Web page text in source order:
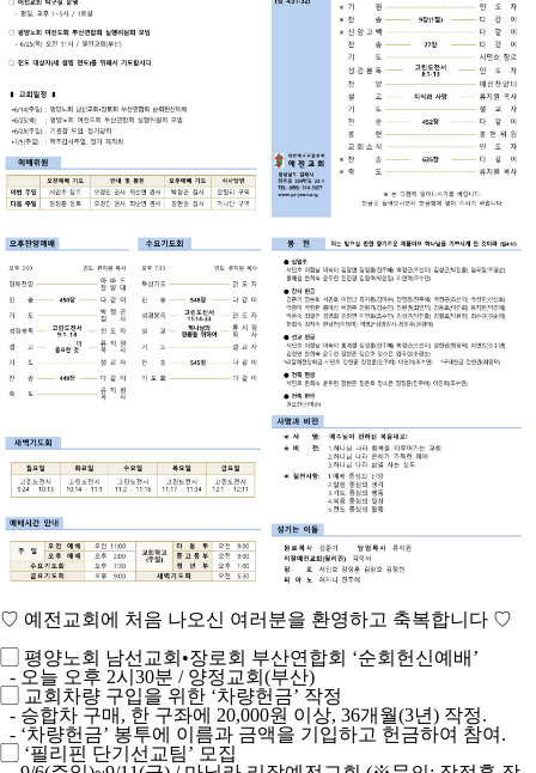
♡ 예전교회에 처음 나오신 여러분을 환영하고 축복합니다 ♡
▢ 평양노회 남선교회•장로회 부산연합회 ‘순회헌신예배’
- 오늘 오후 2시30분 / 양정교회(부산)
▢ 교회차량 구입을 위한 ‘차량헌금’ 작정
- 승합차 구매, 한 구좌에 20,000원 이상, 36개월(3년) 작정.
- ‘차량헌금’ 봉투에 이름과 금액을 기입하고 헌금하여 참여.
▢ ‘필리핀 단기선교팀’ 모집